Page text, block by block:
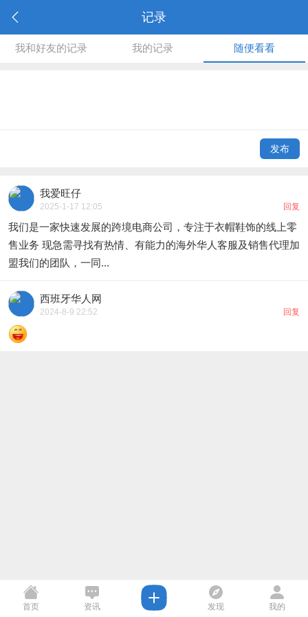
记录
我和好友的记录 我的记录 随便看看
发布
我爱旺仔
2025-1-17 12:05 回复
我们是一家快速发展的跨境电商公司，专注于衣帽鞋饰的线上零
售业务 现急需寻找有热情、有能力的海外华人客服及销售代理加
盟我们的团队，一同...
西班牙华人网
2024-8-9 22:52 回复
首页 资讯 发现 我的